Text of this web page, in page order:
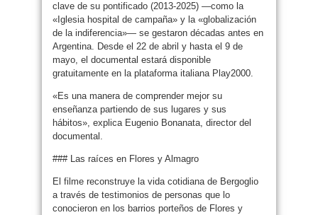
clave de su pontificado (2013-2025) —como la
«Iglesia hospital de campaña» y la «globalización
de la indiferencia»— se gestaron décadas antes en
Argentina. Desde el 22 de abril y hasta el 9 de
mayo, el documental estará disponible
gratuitamente en la plataforma italiana Play2000.
«Es una manera de comprender mejor su
enseñanza partiendo de sus lugares y sus
hábitos», explica Eugenio Bonanata, director del
documental.
### Las raíces en Flores y Almagro
El filme reconstruye la vida cotidiana de Bergoglio
a través de testimonios de personas que lo
conocieron en los barrios porteños de Flores y